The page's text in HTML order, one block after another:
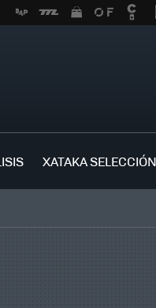
XATAKA SELECCIÓN